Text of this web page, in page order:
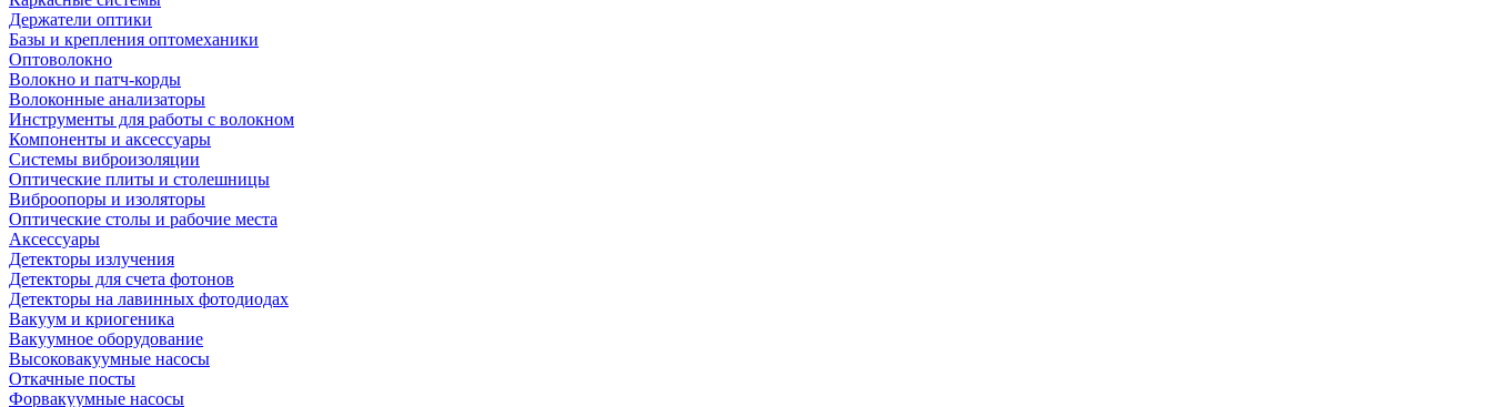
Держатели оптики
Базы и крепления оптомеханики
Оптоволокно
Волокно и патч-корды
Волоконные анализаторы
Инструменты для работы с волокном
Компоненты и аксессуары
Системы виброизоляции
Оптические плиты и столешницы
Виброопоры и изоляторы
Оптические столы и рабочие места
Аксессуары
Детекторы излучения
Детекторы для счета фотонов
Детекторы на лавинных фотодиодах
Вакуум и криогеника
Вакуумное оборудование
Высоковакуумные насосы
Откачные посты
Форвакуумные насосы